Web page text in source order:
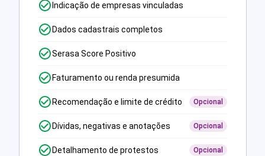
Indicação de empresas vinculadas
Dados cadastrais completos
Serasa Score Positivo
Faturamento ou renda presumida
Recomendação e limite de crédito Opcional
Dívidas, negativas e anotações Opcional
Detalhamento de protestos Opcional